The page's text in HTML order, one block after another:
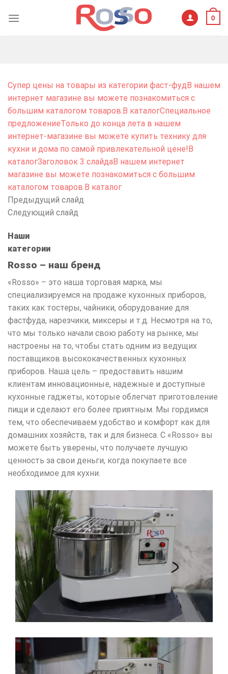
0
Супер цены на товары из категории фаст-фудВ нашем
интернет магазине вы можете познакомиться с
большим каталогом товаров.В каталогСпециальное
предложениеТолько до конца лета в нашем
интернет-магазине вы можете купить технику для
кухни и дома по самой привлекательной цене!В
каталогЗаголовок 3 слайдаВ нашем интернет
магазине вы можете познакомиться с большим
каталогом товаров.В каталог
Предыдущий слайд
Следующий слайд
Наши
категории
Rosso – наш бренд
«Rosso» – это наша торговая марка, мы
специализируемся на продаже кухонных приборов,
таких как тостеры, чайники, оборудование для
фастфуда, нарезчики, миксеры и т.д. Несмотря на то,
что мы только начали свою работу на рынке, мы
настроены на то, чтобы стать одним из ведущих
поставщиков высококачественных кухонных
приборов. Наша цель – предоставить нашим
клиентам инновационные, надежные и доступные
кухонные гаджеты, которые облегчат приготовление
пищи и сделают его более приятным. Мы гордимся
тем, что обеспечиваем удобство и комфорт как для
домашних хозяйств, так и для бизнеса. С «Rosso» вы
можете быть уверены, что получаете лучшую
ценность за свои деньги, когда покупаете все
необходимое для кухни.